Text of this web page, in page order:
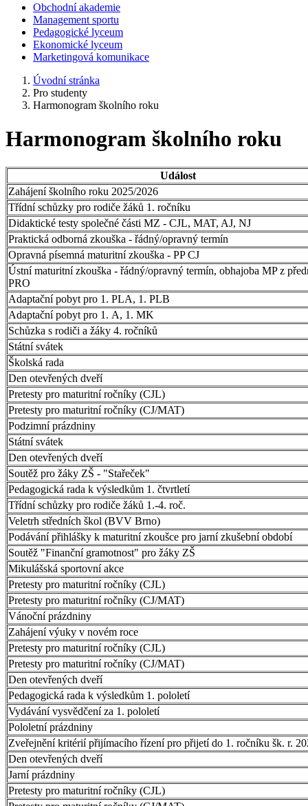
Obchodní akademie
Management sportu
Pedagogické lyceum
Ekonomické lyceum
Marketingová komunikace
Úvodní stránka
Pro studenty
Harmonogram školního roku
Harmonogram školního roku
Událost
Zahájení školního roku 2025/2026
Třídní schůzky pro rodiče žáků 1. ročníku
Didaktické testy společné části MZ - CJL, MAT, AJ, NJ
Praktická odborná zkouška - řádný/opravný termín
Opravná písemná maturitní zkouška - PP CJ
Ústní maturitní zkouška - řádný/opravný termín, obhajoba MP z
PRO
Adaptační pobyt pro 1. PLA, 1. PLB
Adaptační pobyt pro 1. A, 1. MK
Schůzka s rodiči a žáky 4. ročníků
Státní svátek
Školská rada
Den otevřených dveří
Pretesty pro maturitní ročníky (CJL)
Pretesty pro maturitní ročníky (CJ/MAT)
Podzimní prázdniny
Státní svátek
Den otevřených dveří
Soutěž pro žáky ZŠ - "Stařeček"
Pedagogická rada k výsledkům 1. čtvrtletí
Třídní schůzky pro rodiče žáků 1.-4. roč.
Veletrh středních škol (BVV Brno)
Podávání přihlášky k maturitní zkoušce pro jarní zkušební období
Soutěž "Finanční gramotnost" pro žáky ZŠ
Mikulášská sportovní akce
Pretesty pro maturitní ročníky (CJL)
Pretesty pro maturitní ročníky (CJ/MAT)
Vánoční prázdniny
Zahájení výuky v novém roce
Pretesty pro maturitní ročníky (CJL)
Pretesty pro maturitní ročníky (CJ/MAT)
Den otevřených dveří
Pedagogická rada k výsledkům 1. pololetí
Vydávání vysvědčení za 1. pololetí
Pololetní prázdniny
Zveřejnění kritérií přijímacího řízení pro přijetí do 1. ročníku šk. r.
Den otevřených dveří
Jarní prázdniny
Pretesty pro maturitní ročníky (CJL)